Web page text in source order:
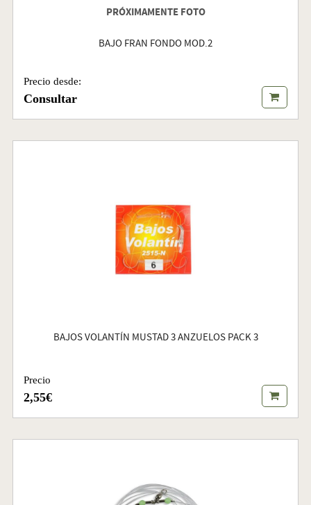
PRÓXIMAMENTE FOTO
BAJO FRAN FONDO MOD.2
Precio desde:
Consultar
BAJOS VOLANTÍN MUSTAD 3 ANZUELOS PACK 3
Precio
2,55€